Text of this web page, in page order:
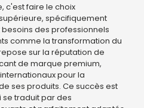
c'est faire le choix
spécifiquement
des professionnels
comme la transformation du
sur la réputation de
de marque premium,
pour la
ses produits. Ce succès est
traduit par des